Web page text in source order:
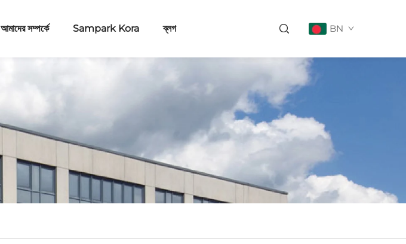
আমাদের সম্পর্কে Sampark Kora ব্লগ BN